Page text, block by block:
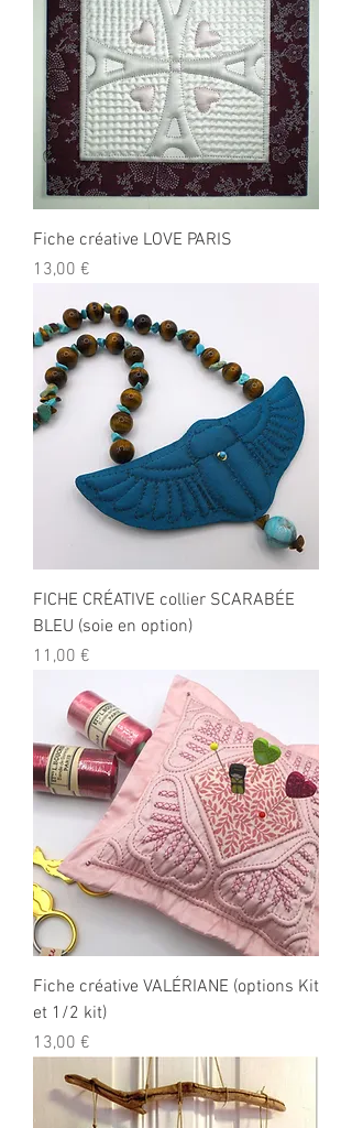
Fiche créative LOVE PARIS
Prix
13,00 €
FICHE CRÉATIVE collier SCARABÉE
BLEU (soie en option)
Prix
11,00 €
Fiche créative VALÉRIANE (options Kit
et 1/2 kit)
Prix
13,00 €